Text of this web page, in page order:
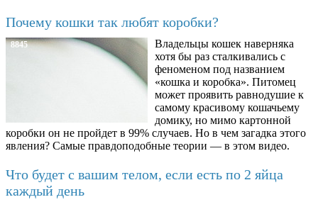
Почему кошки так любят коробки?
8845
Владельцы кошек наверняка
хотя бы раз сталкивались с
феноменом под названием
«кошка и коробка». Питомец
может проявить равнодушие к
самому красивому кошачьему
домику, но мимо картонной
коробки он не пройдет в 99% случаев. Но в чем загадка этого
явления? Самые правдоподобные теории — в этом видео.
Что будет с вашим телом, если есть по 2 яйца
каждый день